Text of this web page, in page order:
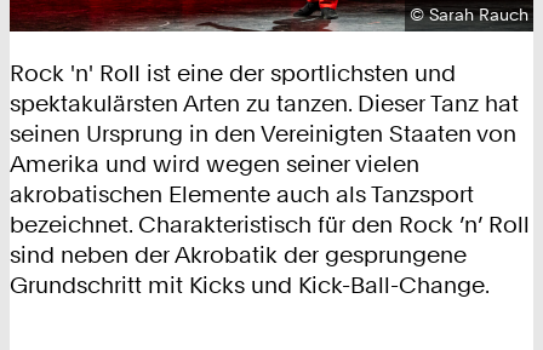
Urheberrecht:
©Sarah Rauch
Rock 'n' Roll ist eine der sportlichsten und
spektakulärsten Arten zu tanzen. Dieser Tanz hat
seinen Ursprung in den Vereinigten Staaten von
Amerika und wird wegen seiner vielen
akrobatischen Elemente auch als Tanzsport
bezeichnet. Charakteristisch für den Rock ’n’ Roll
sind neben der Akrobatik der gesprungene
Grundschritt mit Kicks und Kick-Ball-Change.